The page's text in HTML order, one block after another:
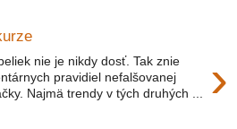
›
nie je nikdy dosť. Tak znie
pravidiel nefalšovanej
Najmä trendy v tých druhých ...